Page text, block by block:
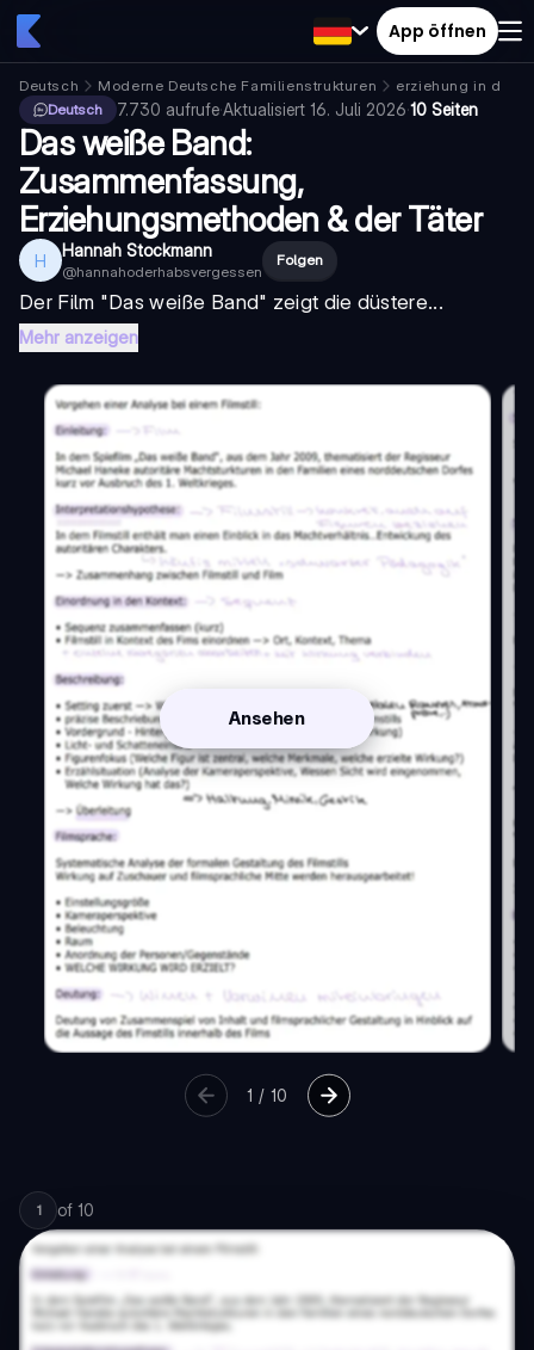
App öffnen
Deutsch Moderne Deutsche Familienstrukturen
erziehung in
Deutsch
7.730 aufrufe·Aktualisiert 16. Juli 2026·10 Seiten
Das weiße Band:
Zusammenfassung,
Erziehungsmethoden & der Täter
H Hannah Stockmann
@hannahoderhabsvergessen
Folgen
Der Film "Das weiße Band" zeigt die düstere...
Mehr anzeigen
Ansehen
1 / 10
1 of 10